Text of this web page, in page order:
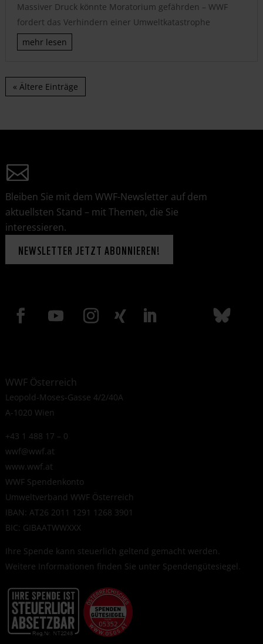
Massiver Druck könnte Moratorium gefährden – WWF
fordert das Verhindern einer Umweltkatastrophe
mehr lesen
« Ältere Einträge
Bleiben Sie mit dem WWF-Newsletter auf dem
aktuellsten Stand – mit Themen, die Sie
interessieren.
NEWSLETTER JETZT ABONNIEREN!
WWF Österreich
Leopold-Moses-Gasse 4/2/40A
A-1020 Wien
+43 1 488 17 – 0
wwf@wwf.at
www.wwf.at
WWF Spendenkonto
Umweltverband WWF Österreich
IBAN: AT26 2011 1291 1268 3901
BIC: GIBAATWWXXX
Ihre Spende kann steuerlich geltend gemacht werden.
Weitere Informationen finden Sie unter Spendengütesiegel